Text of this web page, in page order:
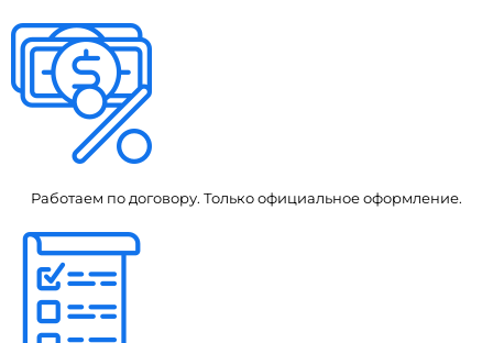
Работаем по договору. Только официальное оформление.